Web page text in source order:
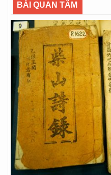
BÀI QUAN TÂM